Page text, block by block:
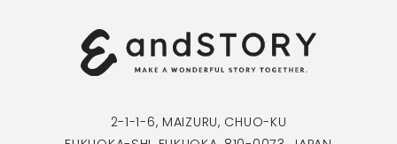
2-1-1-6, MAIZURU, CHUO-KU